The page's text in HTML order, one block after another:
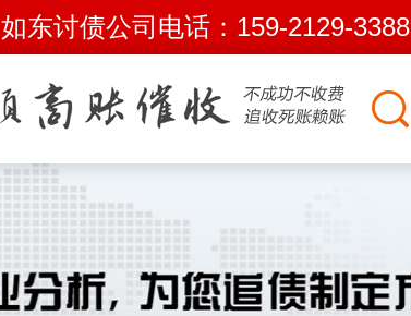
如东讨债公司电话： 159-2129-3388